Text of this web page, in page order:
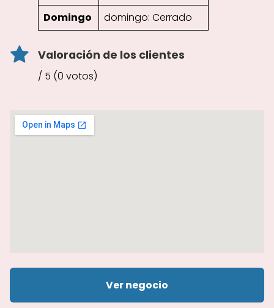
Domingo
domingo: Cerrado
Valoración de los clientes
/ 5 (0 votos)
Ver negocio